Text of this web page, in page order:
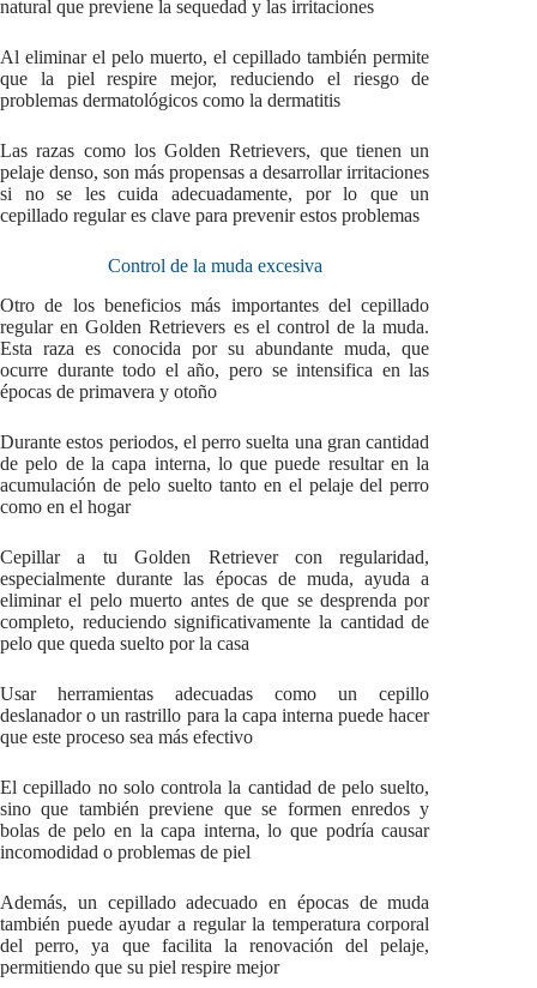
natural que previene la sequedad y las irritaciones
Al eliminar el pelo muerto, el cepillado también permite
que la piel respire mejor, reduciendo el riesgo de
problemas dermatológicos como la dermatitis
Las razas como los Golden Retrievers, que tienen un
pelaje denso, son más propensas a desarrollar irritaciones
si no se les cuida adecuadamente, por lo que un
cepillado regular es clave para prevenir estos problemas
Control de la muda excesiva
Otro de los beneficios más importantes del cepillado
regular en Golden Retrievers es el control de la muda.
Esta raza es conocida por su abundante muda, que
ocurre durante todo el año, pero se intensifica en las
épocas de primavera y otoño
Durante estos periodos, el perro suelta una gran cantidad
de pelo de la capa interna, lo que puede resultar en la
acumulación de pelo suelto tanto en el pelaje del perro
como en el hogar
Cepillar a tu Golden Retriever con regularidad,
especialmente durante las épocas de muda, ayuda a
eliminar el pelo muerto antes de que se desprenda por
completo, reduciendo significativamente la cantidad de
pelo que queda suelto por la casa
Usar herramientas adecuadas como un cepillo
deslanador o un rastrillo para la capa interna puede hacer
que este proceso sea más efectivo
El cepillado no solo controla la cantidad de pelo suelto,
sino que también previene que se formen enredos y
bolas de pelo en la capa interna, lo que podría causar
incomodidad o problemas de piel
Además, un cepillado adecuado en épocas de muda
también puede ayudar a regular la temperatura corporal
del perro, ya que facilita la renovación del pelaje,
permitiendo que su piel respire mejor